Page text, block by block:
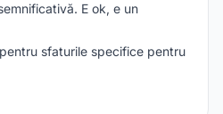
E ok, e un
sfaturile specifice pentru